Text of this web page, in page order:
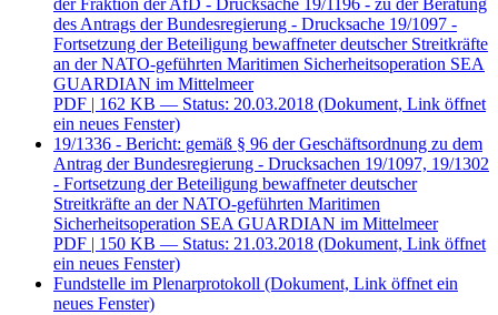
der Fraktion der AfD - Drucksache 19/1196 - zu der Beratung
des Antrags der Bundesregierung - Drucksache 19/1097 -
Fortsetzung der Beteiligung bewaffneter deutscher Streitkräfte
an der NATO-geführten Maritimen Sicherheitsoperation SEA
GUARDIAN im Mittelmeer
PDF | 162 KB — Status: 20.03.2018 (Dokument, Link öffnet
ein neues Fenster)
19/1336 - Bericht: gemäß § 96 der Geschäftsordnung zu dem
Antrag der Bundesregierung - Drucksachen 19/1097, 19/1302
- Fortsetzung der Beteiligung bewaffneter deutscher
Streitkräfte an der NATO-geführten Maritimen
Sicherheitsoperation SEA GUARDIAN im Mittelmeer
PDF | 150 KB — Status: 21.03.2018 (Dokument, Link öffnet
ein neues Fenster)
Fundstelle im Plenarprotokoll (Dokument, Link öffnet ein
neues Fenster)